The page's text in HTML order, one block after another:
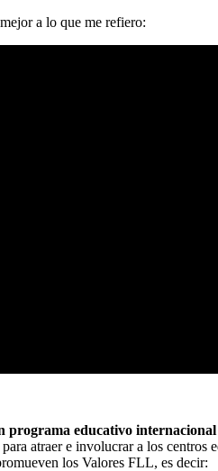
a lo que me refiero:
programa educativo internacional
para atraer e involucrar a los centros
los Valores FLL, es decir: